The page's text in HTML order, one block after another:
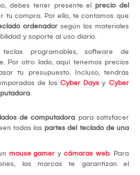
debes tener presente el precio del
tu compra. Por ello, te contamos que
ordenador según los materiales
y soporte al uso diario.
programables, software de
Por otro lado, aquí tenemos precios
tu presupuesto. Incluso, tendrás
de los Cyber Days y Cyber
.
de computadora para satisfacer
todas las partes del teclado de una
mouse gamer y cámaras web. Para
las marcas te garantizan el